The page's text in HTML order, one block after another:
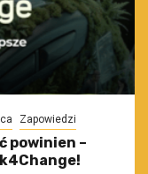
Zapowiedzi
powinien –